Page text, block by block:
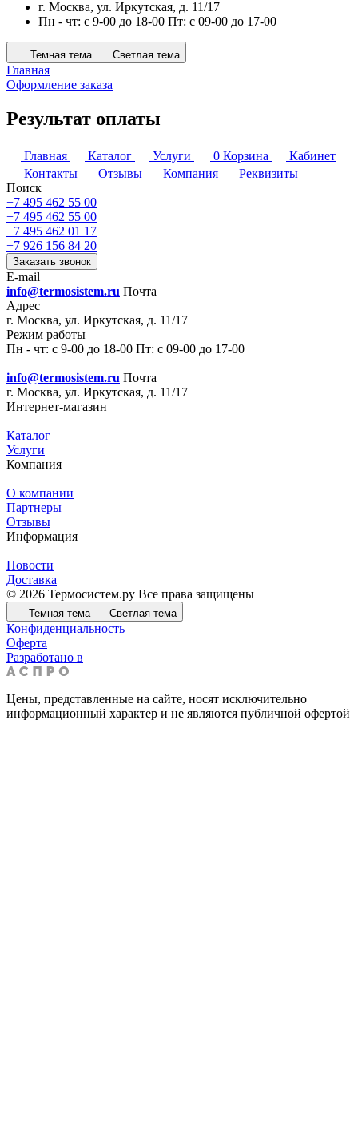
г. Москва, ул. Иркутская, д. 11/17
Пн - чт: с 9-00 до 18-00 Пт: с 09-00 до 17-00
Темная тема Светлая тема
Главная
Оформление заказа
Результат оплаты
Главная Каталог Услуги 0 Корзина
Кабинет
Контакты
Отзывы Компания
Реквизиты
Поиск
+7 495 462 55 00
+7 495 462 55 00
+7 495 462 01 17
+7 926 156 84 20
Заказать звонок
E-mail
info@termosistem.ru Почта
Адрес
г. Москва, ул. Иркутская, д. 11/17
Режим работы
Пн - чт: с 9-00 до 18-00 Пт: с 09-00 до 17-00
info@termosistem.ru Почта
г. Москва, ул. Иркутская, д. 11/17
Интернет-магазин
Каталог
Услуги
Компания
О компании
Партнеры
Отзывы
Информация
Новости
Доставка
© 2026 Термосистем.ру Все права защищены
Темная тема Светлая тема
Конфиденциальность
Оферта
Разработано в
Цены, представленные на сайте, носят исключительно
информационный характер и не являются публичной офертой